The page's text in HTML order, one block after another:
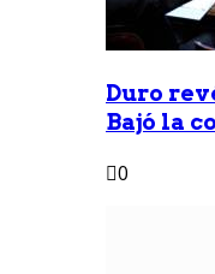
Duro
Bajó la
0